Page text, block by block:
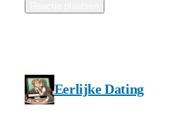
Eerlijke Dating